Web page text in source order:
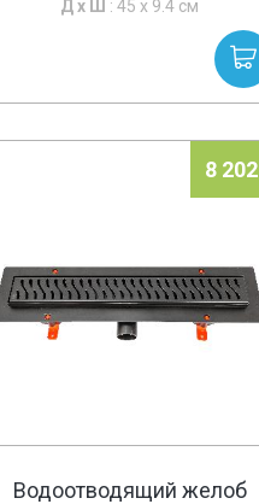
Д х Ш : 45 x 9.4 см
8 202
Водоотводящий желоб